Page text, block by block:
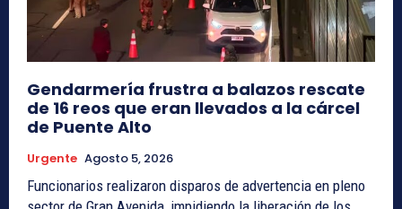
Gendarmería frustra a balazos rescate
de 16 reos que eran llevados a la cárcel
de Puente Alto
Urgente Agosto 5, 2026
Funcionarios realizaron disparos de advertencia en pleno